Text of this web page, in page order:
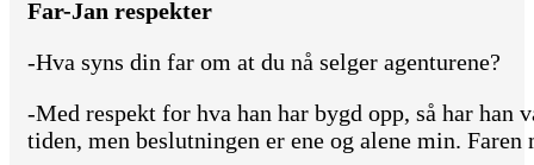
Far-Jan respekter
-Hva syns din far om at du nå selger agenturene?
-Med respekt for hva han har bygd opp, så har
tiden, men beslutningen er ene og alene min.